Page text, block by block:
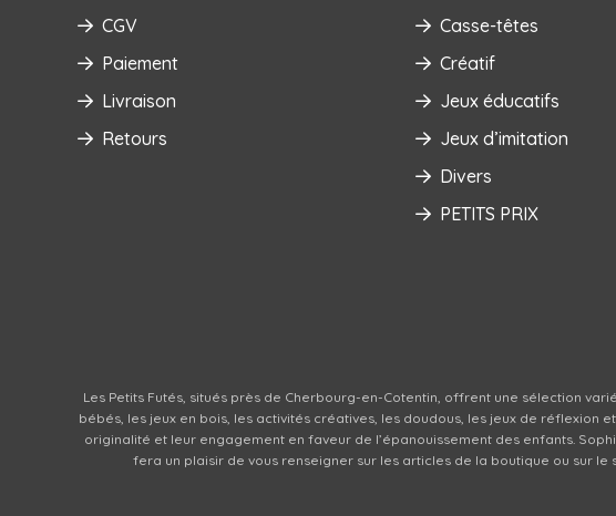
CGV
Paiement
Livraison
Retours
Casse-têtes
Créatif
Jeux éducatifs
Jeux d’imitation
Divers
PETITS PRIX
Les Petits Futés, situés près de Cherbourg-en-Cotentin, offrent une sélection
bébés, les jeux en bois, les activités créatives, les doudous, les jeux de réflexion
originalité et leur engagement en faveur de l’épanouissement des enfants.
fera un plaisir de vous renseigner sur les articles de la boutique ou sur